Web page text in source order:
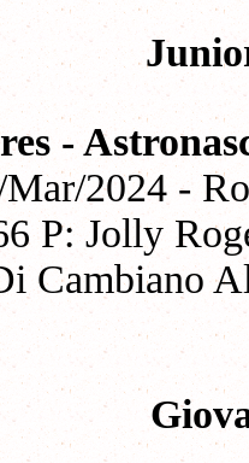
-
2024 -
P: Jolly
Cambiano